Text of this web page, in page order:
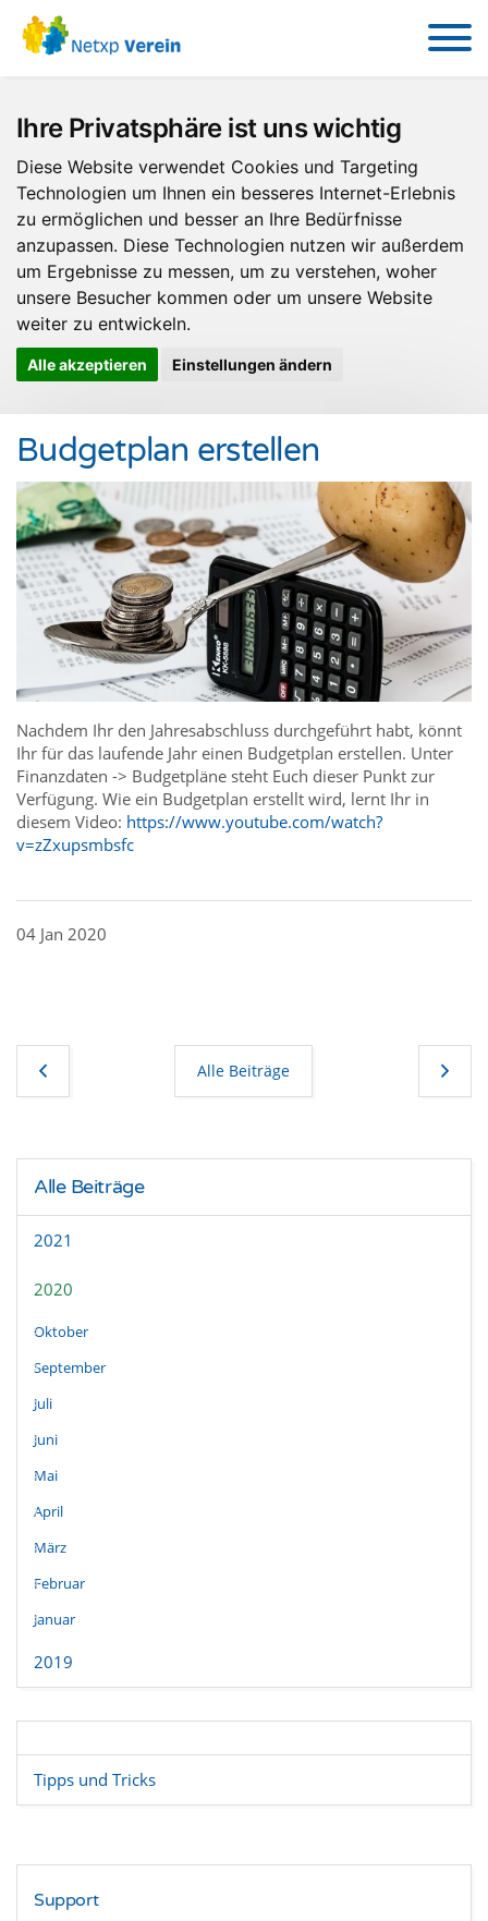
Ihre Privatsphäre ist uns wichtig
Diese Website verwendet Cookies und Targeting
Technologien um Ihnen ein besseres Internet-Erlebnis
zu ermöglichen und besser an Ihre Bedürfnisse
anzupassen. Diese Technologien nutzen wir außerdem
um Ergebnisse zu messen, um zu verstehen, woher
unsere Besucher kommen oder um unsere Website
weiter zu entwickeln.
Alle akzeptieren Einstellungen ändern
Budgetplan erstellen
Nachdem Ihr den Jahresabschluss durchgeführt habt, könnt
Ihr für das laufende Jahr einen Budgetplan erstellen. Unter
Finanzdaten -> Budgetpläne steht Euch dieser Punkt zur
Verfügung. Wie ein Budgetplan erstellt wird, lernt Ihr in
diesem Video: https://www.youtube.com/watch?
v=zZxupsmbsfc
04 Jan 2020
Alle Beiträge
Alle Beiträge
2021
2020
Oktober
September
Juli
Juni
Mai
April
März
Februar
Januar
2019
Tipps und Tricks
Support